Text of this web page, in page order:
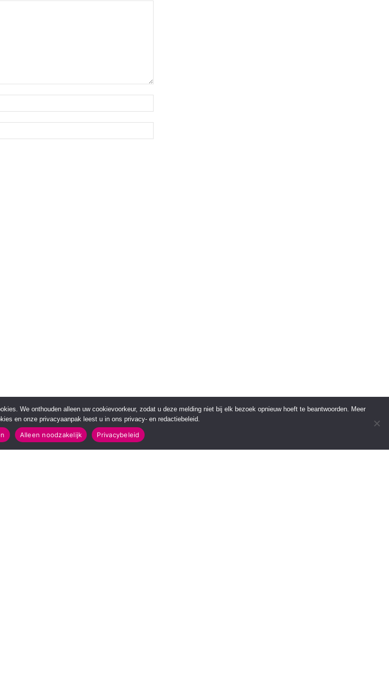
We onthouden alleen uw cookievoorkeur, zodat u deze melding niet bij elk bezoek opnieuw hoeft te beantwoorden. Meer
en onze privacyaanpak leest u in ons privacy- en redactiebeleid.
Alleen noodzakelijk Privacybeleid